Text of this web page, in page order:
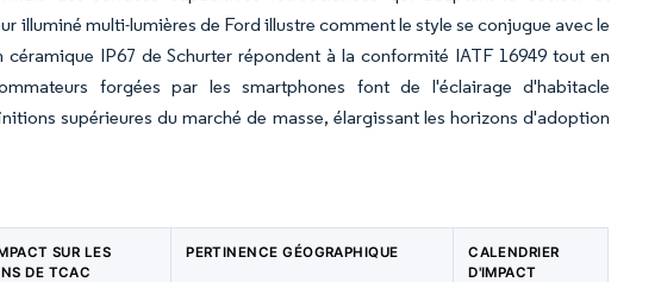
multi-lumières de Ford illustre comment le style se conjugue avec le
IP67 de Schurter répondent à la conformité IATF 16949 tout en
forgées par les smartphones font de l'éclairage d'habitacle
supérieures du marché de masse, élargissant les horizons d'adoption
SUR LES
DE TCAC
PERTINENCE GÉOGRAPHIQUE
CALENDRIER
D'IMPACT